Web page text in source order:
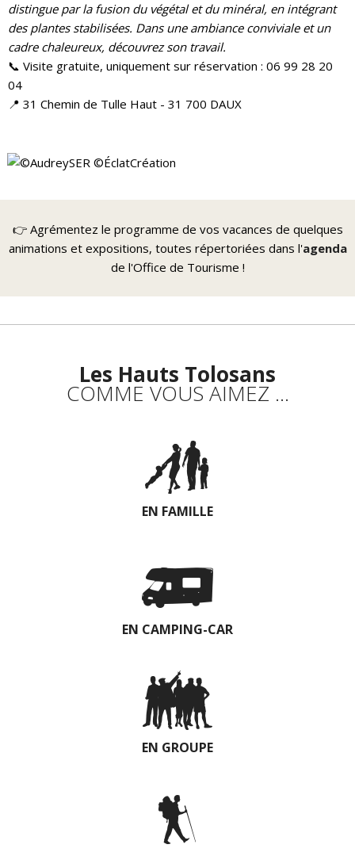
distingue par la fusion du végétal et du minéral, en intégrant
des plantes stabilisées. Dans une ambiance conviviale et un
cadre chaleureux, découvrez son travail.
📞 Visite gratuite, uniquement sur réservation : 06 99 28 20
04
📍 31 Chemin de Tulle Haut - 31 700 DAUX
👉 Agrémentez le programme de vos vacances de quelques
animations et expositions, toutes répertoriées dans l'agenda
de l'Office de Tourisme !
Les Hauts Tolosans
COMME VOUS AIMEZ ...
EN FAMILLE
EN CAMPING-CAR
EN GROUPE